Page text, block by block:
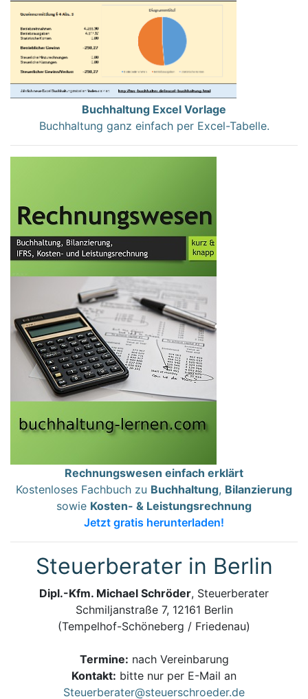
Buchhaltung Excel Vorlage
Buchhaltung ganz einfach per Excel-Tabelle.
Rechnungswesen einfach erklärt
Kostenloses Fachbuch zu Buchhaltung, Bilanzierung
sowie Kosten- & Leistungsrechnung
Jetzt gratis herunterladen!
Steuerberater in Berlin
Dipl.-Kfm. Michael Schröder, Steuerberater
Schmiljanstraße 7, 12161 Berlin
(Tempelhof-Schöneberg / Friedenau)
Termine: nach Vereinbarung
Kontakt: bitte nur per E-Mail an
Steuerberater@steuerschroeder.de